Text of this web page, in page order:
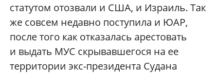
статутом отозвали и США, и Израиль. Так
же совсем недавно поступила и ЮАР,
после того как отказалась арестовать
и выдать МУС скрывавшегося на ее
территории экс-президента Судана